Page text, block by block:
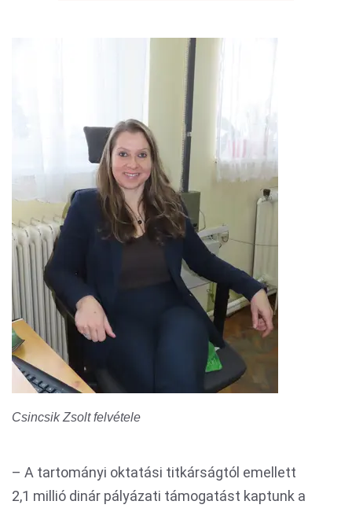
Csincsik Zsolt felvétele
– A tartományi oktatási titkárságtól emellett
2,1 millió dinár pályázati támogatást kaptunk a